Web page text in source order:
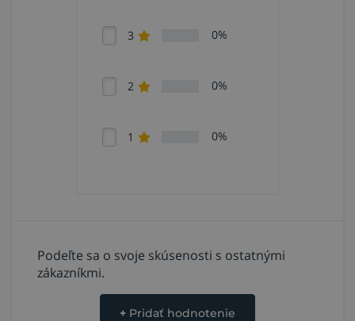
3 0%
2 0%
1 0%
Podeľte sa o svoje skúsenosti s ostatnými
zákazníkmi.
+ Pridať hodnotenie